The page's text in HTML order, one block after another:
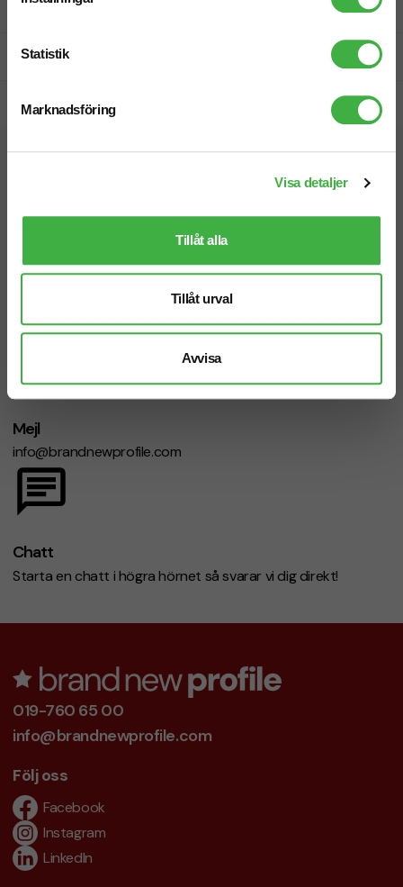
Statistik
Marknadsföring
Visa detaljer
Tillåt alla
Tillåt urval
Avvisa
Fri offert
Prisgaranti
Snabb leverans
Telefon: 019-760 65 00
Mån-fre 08.30 - 17.00
Mejl
info@brandnewprofile.com
Chatt
Starta en chatt i högra hörnet så svarar vi dig direkt!
019-760 65 00
info@brandnewprofile.com
Följ oss
Facebook
Instagram
LinkedIn